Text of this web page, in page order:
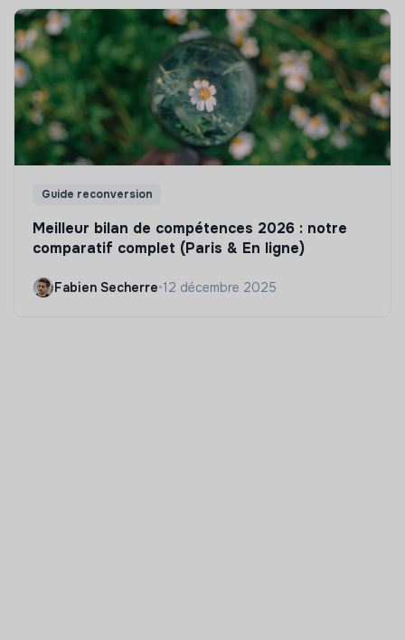
Guide reconversion
Meilleur bilan de compétences 2026 : notre
comparatif complet (Paris & En ligne)
Fabien Secherre•12 décembre 2025